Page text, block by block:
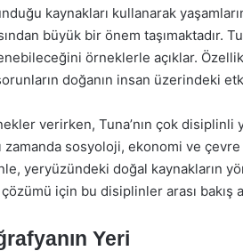
kaynakları kullanarak
büyük bir önem taşımaktadır.
örneklerle açıklar.
doğanın insan üzerindeki
verirken, Tuna’nın çok disiplinli
zamanda sosyoloji, ekonomi ve
yeryüzündeki doğal kaynakların
için bu disiplinler arası bakış
Yeri